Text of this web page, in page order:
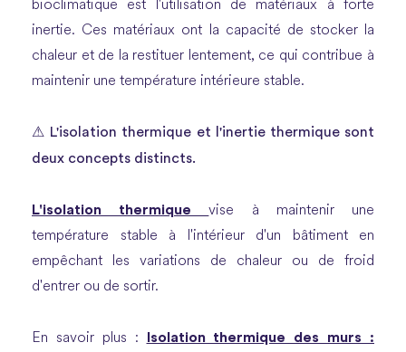
bioclimatique est l'utilisation de matériaux à forte
inertie. Ces matériaux ont la capacité de stocker la
chaleur et de la restituer lentement, ce qui contribue à
maintenir une température intérieure stable.
⚠ L'isolation thermique et l'inertie thermique sont
deux concepts distincts.
L'isolation thermiquevise à maintenir une
température stable à l'intérieur d'un bâtiment en
empêchant les variations de chaleur ou de froid
d'entrer ou de sortir.
En savoir plus :
Isolation thermique des murs :